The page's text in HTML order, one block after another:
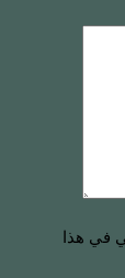
في هذا